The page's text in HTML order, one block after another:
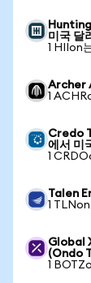
미국 달
1 HIIon
Archer
1
Credo
에서 미
1
Talen
1
Global
(Ondo
1